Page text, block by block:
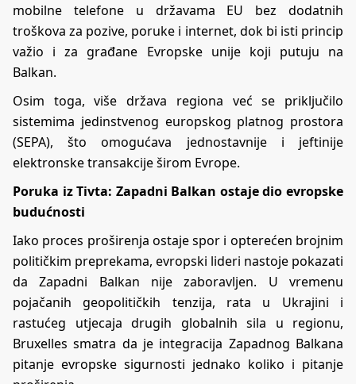
mobilne telefone u državama EU bez dodatnih
troškova za pozive, poruke i internet, dok bi isti princip
važio i za građane Evropske unije koji putuju na
Balkan.
Osim toga, više država regiona već se priključilo
sistemima jedinstvenog europskog platnog prostora
(SEPA), što omogućava jednostavnije i jeftinije
elektronske transakcije širom Evrope.
Poruka iz Tivta: Zapadni Balkan ostaje dio evropske
budućnosti
Iako proces proširenja ostaje spor i opterećen brojnim
političkim preprekama, evropski lideri nastoje pokazati
da Zapadni Balkan nije zaboravljen. U vremenu
pojačanih geopolitičkih tenzija, rata u Ukrajini i
rastućeg utjecaja drugih globalnih sila u regionu,
Bruxelles smatra da je integracija Zapadnog Balkana
pitanje evropske sigurnosti jednako koliko i pitanje